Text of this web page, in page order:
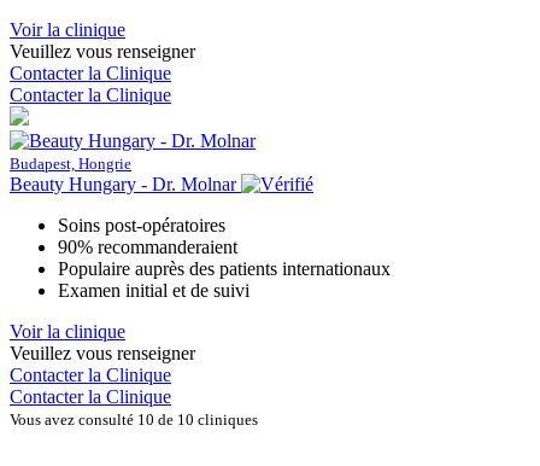
Voir la clinique
Veuillez vous renseigner
Contacter la Clinique
Contacter la Clinique
Budapest, Hongrie
Beauty Hungary - Dr. Molnar
Soins post-opératoires
90% recommanderaient
Populaire auprès des patients internationaux
Examen initial et de suivi
Voir la clinique
Veuillez vous renseigner
Contacter la Clinique
Contacter la Clinique
Vous avez consulté 10 de 10 cliniques